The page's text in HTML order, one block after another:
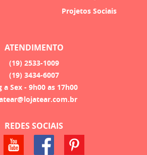
Projetos Sociais
ATENDIMENTO
(19) 2533-1009
(19) 3434-6007
a Sex - 9h00 as 17h00
REDES SOCIAIS